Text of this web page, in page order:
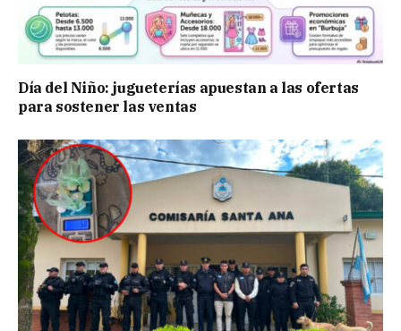
Día del Niño: jugueterías apuestan a las ofertas
para sostener las ventas